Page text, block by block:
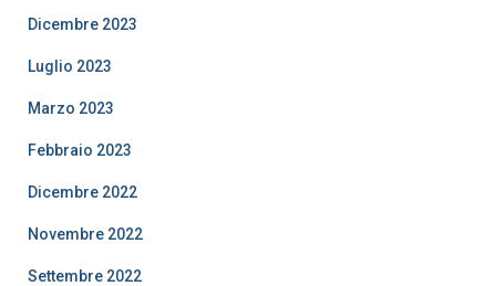
Dicembre 2023
Luglio 2023
Marzo 2023
Febbraio 2023
Dicembre 2022
Novembre 2022
Settembre 2022